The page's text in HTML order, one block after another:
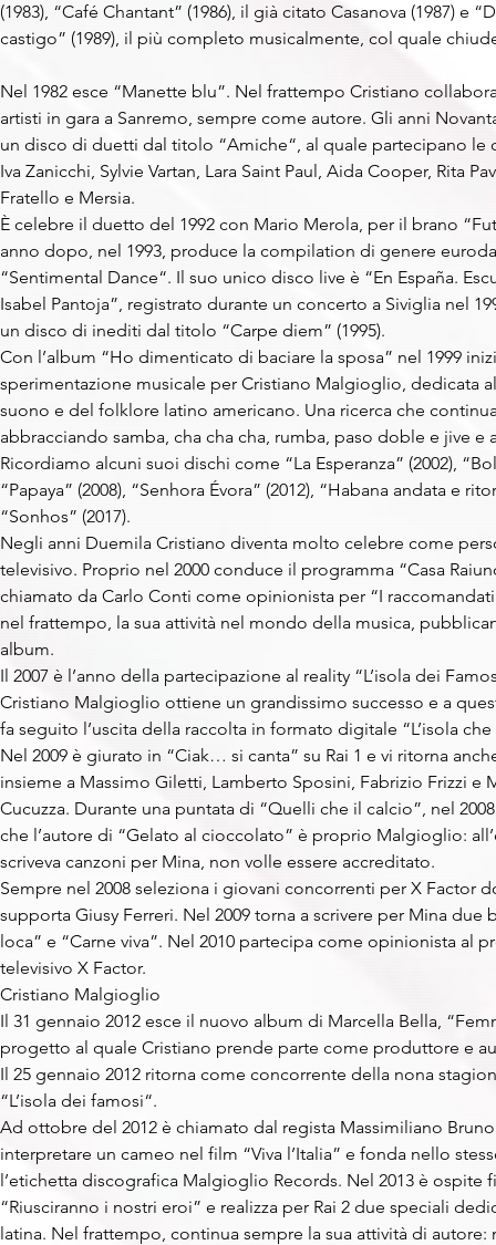
(1983), “Café Chantant” (1986), il già citato Casanova (1987) e
castigo” (1989), il più completo musicalmente, col quale
Nel 1982 esce “Manette blu”. Nel frattempo Cristiano
artisti in gara a Sanremo, sempre come autore. Gli anni
un disco di duetti dal titolo “Amiche“, al quale partecipano le
Iva Zanicchi, Sylvie Vartan, Lara Saint Paul, Aida Cooper, Rita
Fratello e Mersia.
È celebre il duetto del 1992 con Mario Merola, per il brano
anno dopo, nel 1993, produce la compilation di genere
“Sentimental Dance“. Il suo unico disco live è “En España.
Isabel Pantoja”, registrato durante un concerto a Siviglia nel
un disco di inediti dal titolo “Carpe diem” (1995).
Con l’album “Ho dimenticato di baciare la sposa” nel 1999
sperimentazione musicale per Cristiano Malgioglio, dedicata
suono e del folklore latino americano. Una ricerca che
abbracciando samba, cha cha cha, rumba, paso doble e jive e
Ricordiamo alcuni suoi dischi come “La Esperanza” (2002),
“Papaya” (2008), “Senhora Évora” (2012), “Habana andata e
“Sonhos” (2017).
Negli anni Duemila Cristiano diventa molto celebre come
televisivo. Proprio nel 2000 conduce il programma “Casa
chiamato da Carlo Conti come opinionista per “I
nel frattempo, la sua attività nel mondo della musica,
album.
Il 2007 è l’anno della partecipazione al reality “L’isola dei
Cristiano Malgioglio ottiene un grandissimo successo e a
fa seguito l’uscita della raccolta in formato digitale “L’isola che
Nel 2009 è giurato in “Ciak… si canta” su Rai 1 e vi ritorna
insieme a Massimo Giletti, Lamberto Sposini, Fabrizio Frizzi e
Cucuzza. Durante una puntata di “Quelli che il calcio”, nel
che l’autore di “Gelato al cioccolato” è proprio Malgioglio:
scriveva canzoni per Mina, non volle essere accreditato.
Sempre nel 2008 seleziona i giovani concorrenti per X Factor
supporta Giusy Ferreri. Nel 2009 torna a scrivere per Mina due
loca” e “Carne viva”. Nel 2010 partecipa come opinionista al
televisivo X Factor.
Cristiano Malgioglio
Il 31 gennaio 2012 esce il nuovo album di Marcella Bella,
progetto al quale Cristiano prende parte come produttore e
Il 25 gennaio 2012 ritorna come concorrente della nona
“L’isola dei famosi“.
Ad ottobre del 2012 è chiamato dal regista Massimiliano
interpretare un cameo nel film “Viva l’Italia” e fonda nello
l’etichetta discografica Malgioglio Records. Nel 2013 è ospite
“Riusciranno i nostri eroi” e realizza per Rai 2 due speciali
latina. Nel frattempo, continua sempre la sua attività di